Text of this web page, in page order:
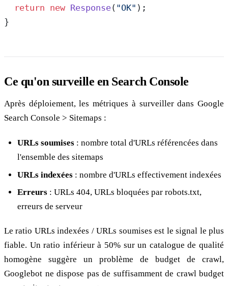
  return
new Response( "OK" );
}
Ce qu'on surveille en Search Console
Après déploiement, les métriques à surveiller dans Google
Search Console > Sitemaps :
URLs soumises : nombre total d'URLs référencées dans
l'ensemble des sitemaps
URLs indexées : nombre d'URLs effectivement indexées
Erreurs : URLs 404, URLs bloquées par robots.txt,
erreurs de serveur
Le ratio URLs indexées / URLs soumises est le signal le plus
fiable. Un ratio inférieur à 50% sur un catalogue de qualité
homogène suggère un problème de budget de crawl,
Googlebot ne dispose pas de suffisamment de crawl budget